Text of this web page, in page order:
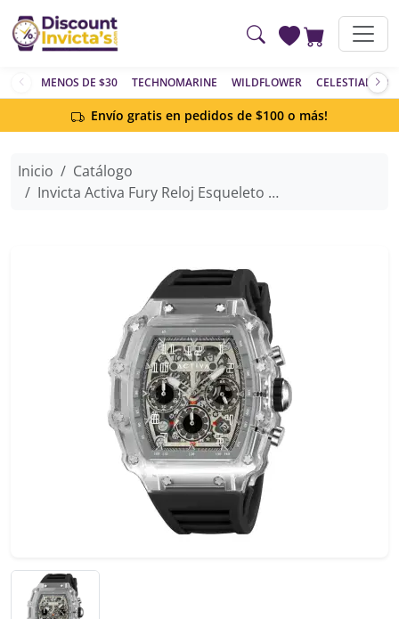
MENOS DE $30 TECHNOMARINE WILDFLOWER CELESTIAL
Envío gratis en pedidos de $100 o más!
Inicio
Catálogo
Invicta Activa Fury Reloj Esqueleto para Hombre - 44.3mm, Negro